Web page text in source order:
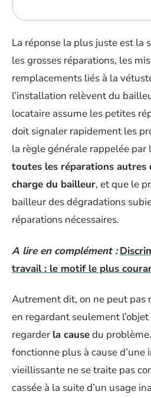
La réponse la plus juste est la
les grosses réparations, les
remplacements liés à la
l’installation relèvent du
locataire assume les petites
doit signaler rapidement les
la règle générale rappelée par
toutes les réparations autres
charge du bailleur, et que le
bailleur des dégradations
réparations nécessaires.
A lire en complément :
travail : le motif le plus
Autrement dit, on ne peut pas
en regardant seulement
regarder la causedu
fonctionne plus à cause d’une
vieillissante ne se traite pas
cassée à la suite d’un usage